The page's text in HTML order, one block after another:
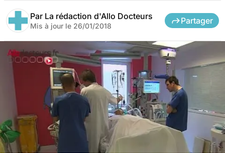
Par La rédaction d'Allo Docteurs
Mis à jour le 26/01/2018
Partager